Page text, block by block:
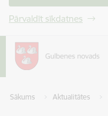
Pārvaldīt sīkdatnes
Sākums Aktualitātes